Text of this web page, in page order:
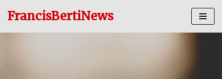
FrancisBertiNews